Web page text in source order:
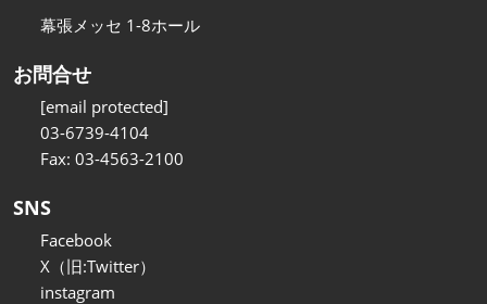
幕張メッセ 1-8ホール
お問合せ
[email protected]
03-6739-4104
Fax: 03-4563-2100
SNS
Facebook
X（旧:Twitter）
instagram